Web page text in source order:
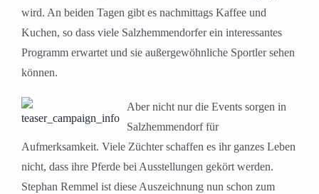
wird. An beiden Tagen gibt es nachmittags Kaffee und
Kuchen, so dass viele Salzhemmendorfer ein interessantes
Programm erwartet und sie außergewöhnliche Sportler sehen
können.
Aber nicht nur die Events sorgen in
Salzhemmendorf für
Aufmerksamkeit. Viele Züchter schaffen es ihr ganzes Leben
nicht, dass ihre Pferde bei Ausstellungen gekört werden.
Stephan Remmel ist diese Auszeichnung nun schon zum